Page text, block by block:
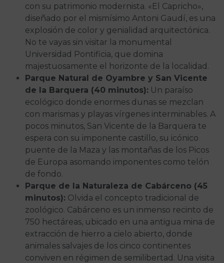
con su patrimonio modernista. «El Capricho»,
diseñado por el mismísimo Antoni Gaudí, es una
explosión de color y genialidad arquitectónica.
No te vayas sin visitar la monumental
Universidad Pontificia, que domina
majestuosamente el horizonte de la localidad.
Parque Natural de Oyambre y San Vicente
de la Barquera (40 minutos): Un paraíso
ecológico donde enormes dunas se mezclan
con marismas y playas vírgenes interminables. A
pocos minutos, San Vicente de la Barquera te
espera con su imponente castillo, su icónico
puente de la Maza y las montañas de los Picos
de Europa asomando imponentes como telón
de fondo.
Parque de la Naturaleza de Cabárceno (45
minutos): Olvida el concepto tradicional de
zoológico. Cabárceno es un inmenso recinto de
750 hectáreas, ubicado en una antigua mina de
extracción de hierro a cielo abierto, donde
animales salvajes de los cinco continentes
conviven en régimen de semilibertad. Una visita